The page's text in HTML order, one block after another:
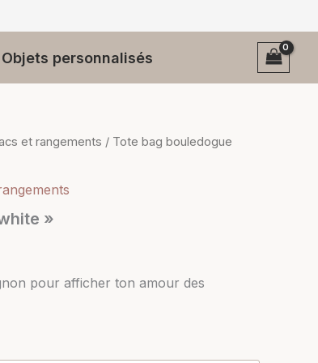
Objets personnalisés
et rangements / Tote bag bouledogue
»
pour afficher ton amour des